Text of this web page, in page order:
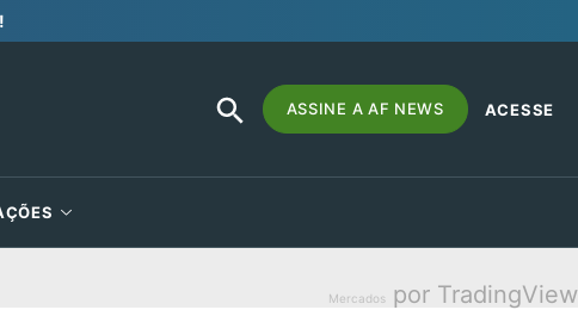
Search
for:
SEARCH
BUTTON
ASSINE A AF NEWS ACESSE
Mercados por TradingView